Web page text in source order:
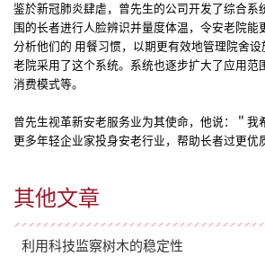
其他文章
利用科技监察树木的稳定性
鉴於新冠肺炎肆虐，曾先生的公司开发了综合系
围的长者进行人脸辨识并量度体温，令安老院能
分析他们的 用餐习惯，以期更有效地管理院舍设
老院采用了这个系统。系统也逐步扩大了应用范
消费模式等。
曾先生视革新安老服务业为其使命，他说：＂我
更多年轻企业家投身安老行业，帮助长者过更优